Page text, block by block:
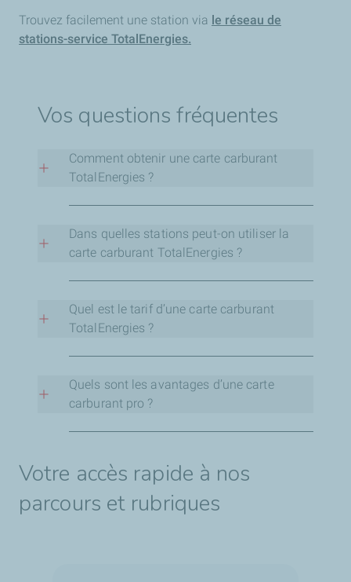
Trouvez facilement une station via le réseau de
stations-service TotalEnergies.
Vos questions fréquentes
Comment obtenir une carte carburant
TotalEnergies ?
en définissant vos besoins. La carte est ensuite
paramétrée selon votre flotte.
Dans quelles stations peut-on utiliser la
carte carburant TotalEnergies ?
stations TotalEnergies en France et en Europe.
Quel est le tarif d’une carte carburant
TotalEnergies ?
services associés.
Quels sont les avantages d’une carte
carburant pro ?
la gestion de flotte, récupérer la TVA et optimiser
les coûts.
Votre accès rapide à nos
parcours et rubriques